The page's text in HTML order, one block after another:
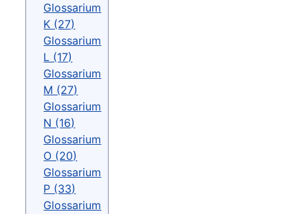
Glossarium
K (27)
Glossarium
L (17)
Glossarium
M (27)
Glossarium
N (16)
Glossarium
O (20)
Glossarium
P (33)
Glossarium